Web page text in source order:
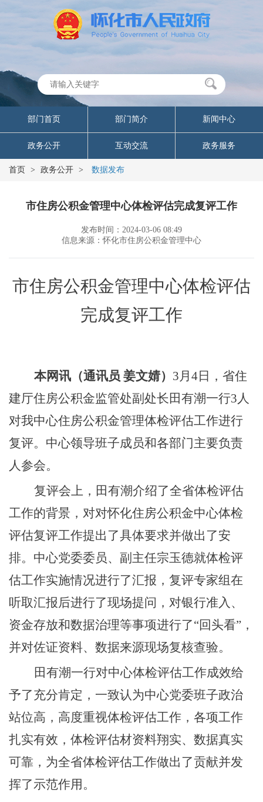
部门首页 部门简介 新闻中心
政务公开 互动交流 政务服务
首页 > 政务公开 > 数据发布
市住房公积金管理中心体检评估完成复评工作
发布时间：2024-03-06 08:49
信息来源：怀化市住房公积金管理中心
市住房公积金管理中心体检评估
完成复评工作
本网讯（通讯员 姜文婧） 3月4日，省住
建厅住房公积金监管处副处长田有潮一行3人
对我中心住房公积金管理体检评估工作进行
复评。中心领导班子成员和各部门主要负责
人参会。
复评会上， 田有潮介绍了全省体检评估
工作的背景，对对怀化住房公积金中心体检
评估复评工作提出了具体要求并做出了安
排。 中心党委委员、副主任宗玉德就体检评
估工作实施情况进行了汇报，复评专家组在
听取汇报后进行了现场提问， 对银行准入、
资金存放和数据治理等事项进行了“回头看”，
并对佐证资料、 数据来源现场复核查验。
田有潮一行对中心体检评估工作成效给
予了充分肯定，一致认为中心党委班子政治
站位高，高度重视体检评估工作，各项工作
扎实有效，体检评估材资料翔实、数据真实
可靠，为全省体检评估工作做出了贡献并发
挥了示范作用。